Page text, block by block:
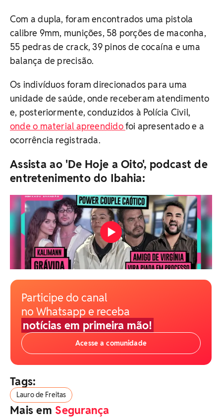
Com a dupla, foram encontrados uma pistola
calibre 9mm, munições, 58 porções de maconha,
55 pedras de crack, 39 pinos de cocaína e uma
balança de precisão.
Os indivíduos foram direcionados para uma
unidade de saúde, onde receberam atendimento
e, posteriormente, conduzidos à Polícia Civil,
onde o material apreendidofoi apresentado e a
ocorrência registrada.
Assista ao 'De Hoje a Oito', podcast de
entretenimento do Ibahia:
Participe do canal
no Whatsapp e receba
notícias em primeira mão!
Acesse a comunidade
Tags:
Lauro de Freitas
Mais em Segurança